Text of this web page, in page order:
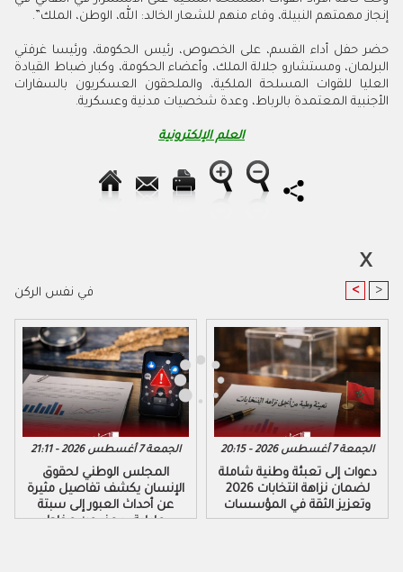
إنجاز مهمتهم النبيلة، وفاء منهم للشعار الخالد: الله، الوطن، الملك”.
حضر حفل أداء القسم، على الخصوص، رئيس الحكومة، ورئيسا غرفتي
البرلمان، ومستشارو جلالة الملك، وأعضاء الحكومة، وكبار ضباط القيادة
العليا للقوات المسلحة الملكية، والملحقون العسكريون بالسفارات
الأجنبية المعتمدة بالرباط، وعدة شخصيات مدنية وعسكرية.
العلم الإلكترونية
في نفس الركن < >
الجمعة 7 أغسطس 2026 - 21:11
المجلس الوطني لحقوق
الإنسان يكشف تفاصيل مثيرة
عن أحداث العبور إلى سبتة
ومليلية ويحذر من مخاطر
الجمعة 7 أغسطس 2026 - 20:15
دعوات إلى تعبئة وطنية شاملة
لضمان نزاهة انتخابات 2026
وتعزيز الثقة في المؤسسات